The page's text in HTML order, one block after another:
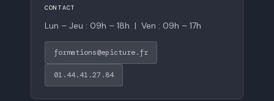
CONTACT
Lun – Jeu : 09h – 18h | Ven : 09h – 17h
formations@epicture.fr
01.44.41.27.84